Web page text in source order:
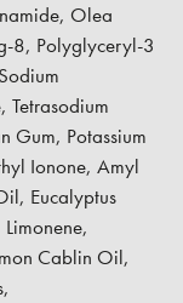
Olea
8, Polyglyceryl-3
Gum, Potassium
Ionone, Amyl
Eucalyptus
Cablin Oil,